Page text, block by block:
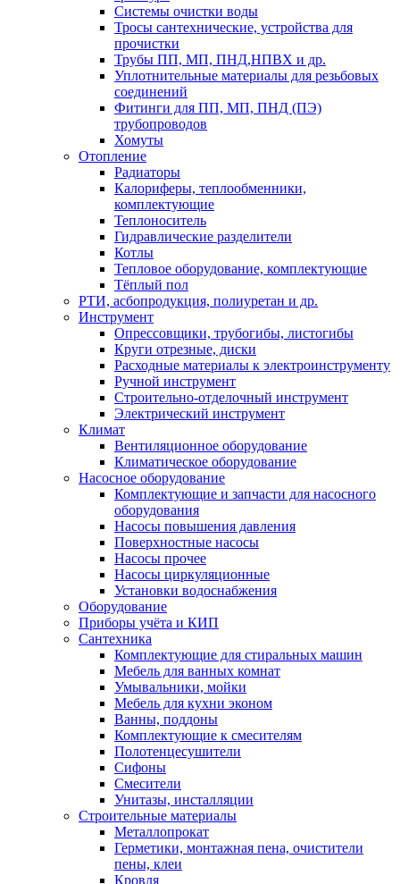
Системы очистки воды
Тросы сантехнические, устройства для
прочистки
Трубы ПП, МП, ПНД,НПВХ и др.
Уплотнительные материалы для резьбовых
соединений
Фитинги для ПП, МП, ПНД (ПЭ)
трубопроводов
Хомуты
Отопление
Радиаторы
Калориферы, теплообменники,
комплектующие
Теплоноситель
Гидравлические разделители
Котлы
Тепловое оборудование, комплектующие
Тёплый пол
РТИ, асбопродукция, полиуретан и др.
Инструмент
Опрессовщики, трубогибы, листогибы
Круги отрезные, диски
Расходные материалы к электроинструменту
Ручной инструмент
Строительно-отделочный инструмент
Электрический инструмент
Климат
Вентиляционное оборудование
Климатическое оборудование
Насосное оборудование
Комплектующие и запчасти для насосного
оборудования
Насосы повышения давления
Поверхностные насосы
Насосы прочее
Насосы циркуляционные
Установки водоснабжения
Оборудование
Приборы учёта и КИП
Сантехника
Комплектующие для стиральных машин
Мебель для ванных комнат
Умывальники, мойки
Мебель для кухни эконом
Ванны, поддоны
Комплектующие к смесителям
Полотенцесушители
Сифоны
Смесители
Унитазы, инсталляции
Строительные материалы
Металлопрокат
Герметики, монтажная пена, очистители
пены, клеи
Кровля